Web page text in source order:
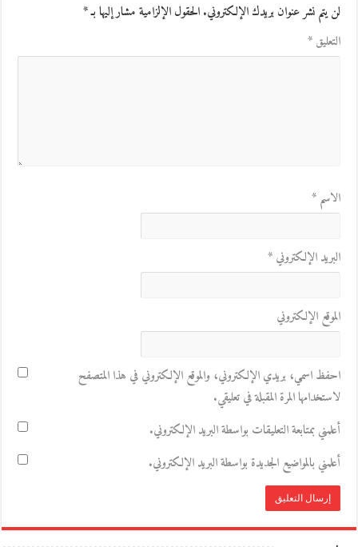
لن يتم نشر عنوان بريدك الإلكتروني.الحقول الإلزامية مشار إليها بـ*
التعليق*
الاسم*
البريد الإلكتروني*
الموقع الإلكتروني
احفظ اسمي، بريدي الإلكتروني، والموقع الإلكتروني في هذا المتصفح
لاستخدامها المرة المقبلة في تعليقي.
أعلمني بمتابعة التعليقات بواسطة البريد الإلكتروني.
أعلمني بالمواضيع الجديدة بواسطة البريد الإلكتروني.